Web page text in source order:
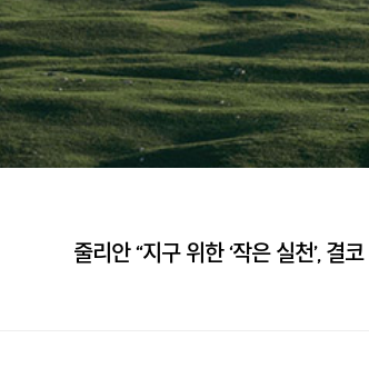
줄리안 “지구 위한 ‘작은 실천’,